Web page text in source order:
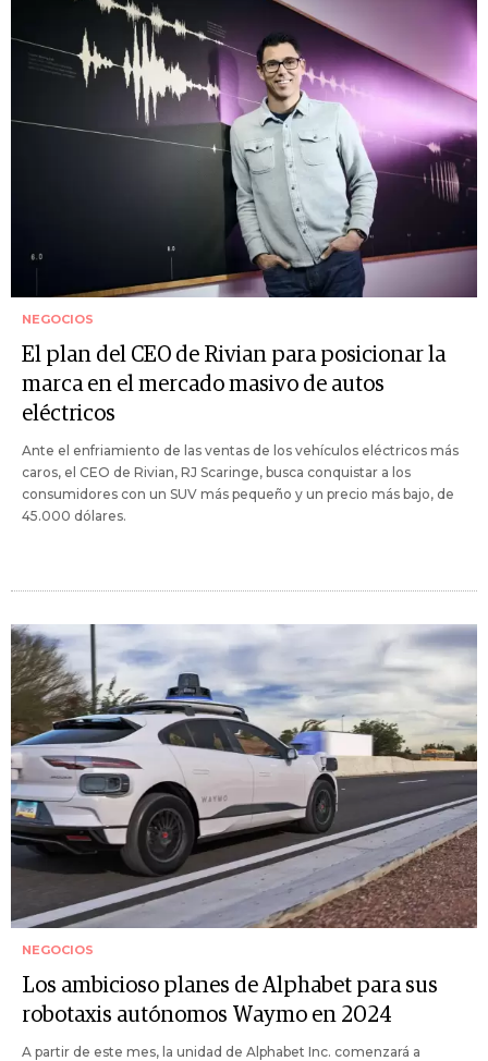
NEGOCIOS
El plan del CEO de Rivian para posicionar la
marca en el mercado masivo de autos
eléctricos
Ante el enfriamiento de las ventas de los vehículos eléctricos más
caros, el CEO de Rivian, RJ Scaringe, busca conquistar a los
consumidores con un SUV más pequeño y un precio más bajo, de
45.000 dólares.
NEGOCIOS
Los ambicioso planes de Alphabet para sus
robotaxis autónomos Waymo en 2024
A partir de este mes, la unidad de Alphabet Inc. comenzará a